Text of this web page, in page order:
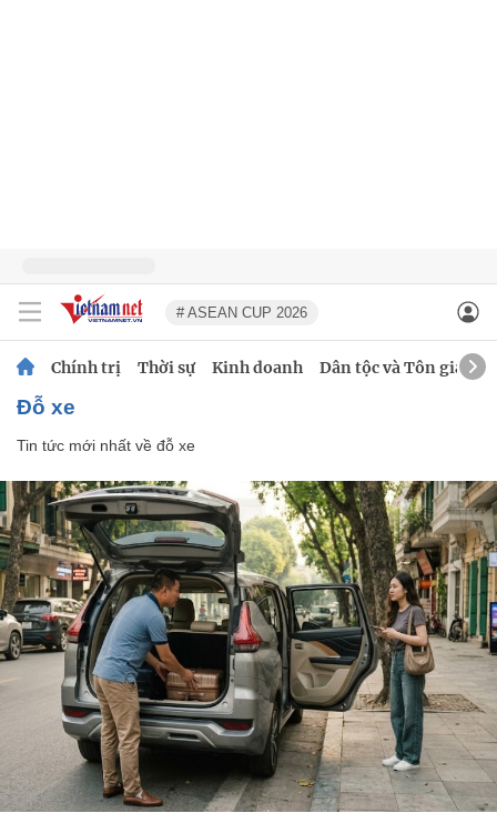
# ASEAN CUP 2026
Chính trị Thời sự Kinh doanh Dân tộc và Tôn giáo
đỗ xe
Tin tức mới nhất về đỗ xe